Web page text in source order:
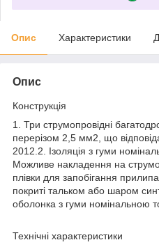
Опис Характеристики
Опис
Конструкція
1. Три струмопровідні
перерізом 2,5 мм2, що
2012.2. Ізоляція з гуми
Можливе накладення на
плівки для запобігання
покриті тальком або шаром
оболонка з гуми номінальною
Технічні характеристики